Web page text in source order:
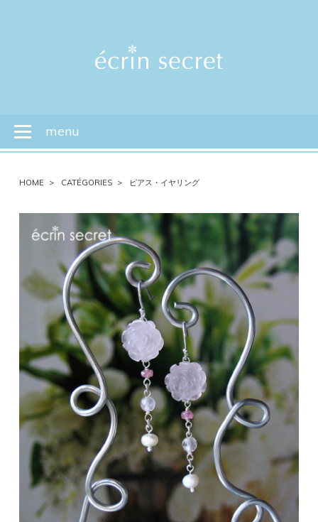
Toggle
navigation
menu
HOME CATÉGORIES ピアス・イヤリング